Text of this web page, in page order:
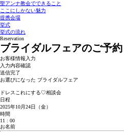
聖アンナ教会でできること
ここにしかない魅力
提携会場
挙式
挙式の流れ
Reservation
ブライダルフェアのご予約
お客様情報入力
入力内容確認
送信完了
お選びになった ブライダルフェア
ドレスこれにする♡相談会
日程
2025年10月24日（金）
時間
11 : 00
お名前